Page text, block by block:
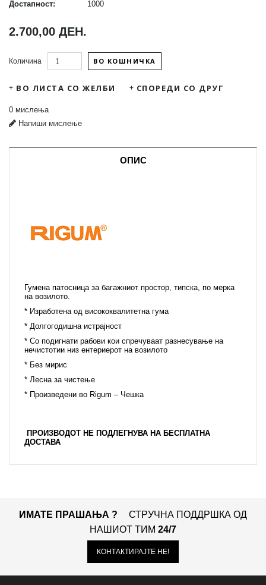
Достапност:
1000
2.700,00 ДЕН.
Количина ВО КОШНИЧКА
ВО ЛИСТА СО ЖЕЛБИ СПОРЕДИ СО ДРУГ
0 мислења
Напиши мислење
ОПИС
Гумена патосница за багажниот простор, типска, по мерка
на возилото.
* Изработена од висококвалитетна гума
* Долгогодишна истрајност
* Со подигнати рабови кои спречуваат разнесување на
нечистотии низ ентериерот на возилото
* Без мирис
* Лесна за чистење
* Произведени во Rigum – Чешка
ПРОИЗВОДОТ НЕ ПОДЛЕГНУВА НА БЕСПЛАТНА
ДОСТАВА
ИМАТЕ ПРАШАЊА ?
СТРУЧНА ПОДДРШКА ОД
НАШИОТ ТИМ 24/7
КОНТАКТИРАЈТЕ НЕ!